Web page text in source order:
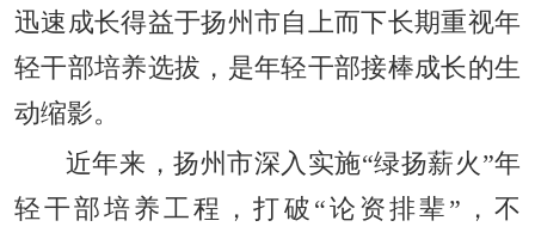
迅速成长得益于扬州市自上而下长期重视年
轻干部培养选拔，是年轻干部接棒成长的生
动缩影。
近年来，扬州市深入实施“绿扬薪火”年
轻干部培养工程，打破“论资排辈”，不